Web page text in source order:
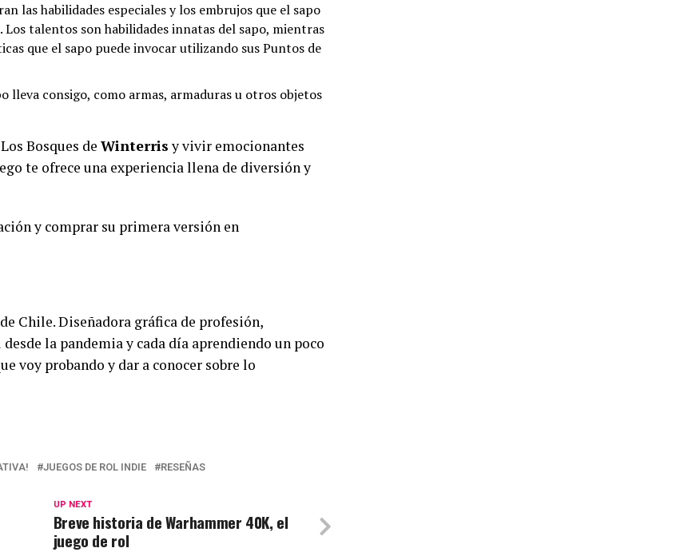
las habilidades especiales y los embrujos que el sapo
talentos son habilidades innatas del sapo, mientras
que el sapo puede invocar utilizando sus Puntos de
lleva consigo, como armas, armaduras u otros objetos
Bosques de Winterrisy vivir emocionantes
te ofrece una experiencia llena de diversión y
y comprar su primera versión en
Chile. Diseñadora gráfica de profesión,
la pandemia y cada día aprendiendo un poco
voy probando y dar a conocer sobre lo
JUEGOS DE ROL INDIE RESEÑAS
UP NEXT
Breve historia de Warhammer 40K, el
juego de rol